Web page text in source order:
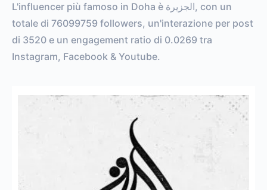
L'influencer più famoso in Doha è الجزيرة, con un
totale di 76099759 followers, un'interazione per post
di 3520 e un engagement ratio di 0.0269 tra
Instagram, Facebook & Youtube.